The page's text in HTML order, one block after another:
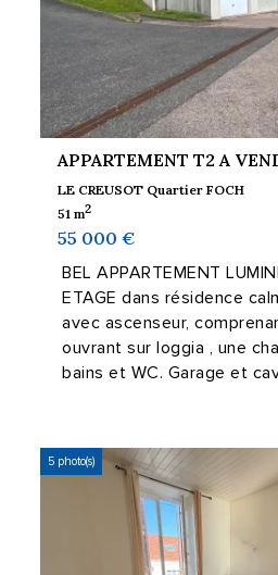
APPARTEMENT T2 A
LE CREUSOT Quartier FOCH
51 m2
55 000 €
BEL APPARTEMENT
ETAGE dans résidence
avec ascenseur,
ouvrant sur loggia , une
bains et WC. Garage et
5 photo(s)